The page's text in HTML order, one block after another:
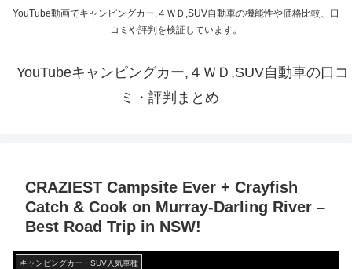
YouTube動画でキャンピングカー,４ＷＤ,SUV自動車の機能性や価格比較、口
コミや評判を検証しています。
YouTubeキャンピングカー,４ＷＤ,SUV自動車の口コ
ミ・評判まとめ
CRAZIEST Campsite Ever + Crayfish
Catch & Cook on Murray-Darling River –
Best Road Trip in NSW!
キャンピングカー・SUV人気車種